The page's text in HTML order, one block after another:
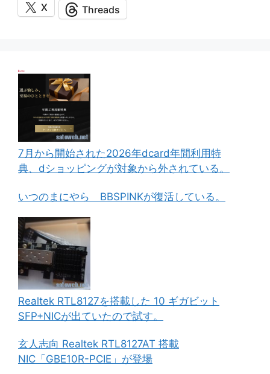
X Threads
7月から開始された2026年dcard年間利用特
典、dショッピングが対象から外されている。
いつのまにやら BBSPINKが復活している。
Realtek RTL8127を搭載した 10 ギガビット
SFP+NICが出ていたので試す。
玄人志向 Realtek RTL8127AT 搭載
NIC「GBE10R-PCIE」が登場